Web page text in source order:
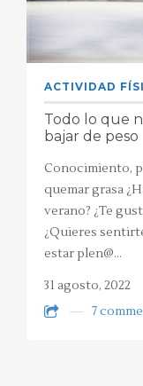
ACTIVIDAD
Todo lo que
bajar de peso
Conocimiento,
quemar grasa
verano? ¿Te
¿Quieres
estar plen@…
31 agosto, 2022
7